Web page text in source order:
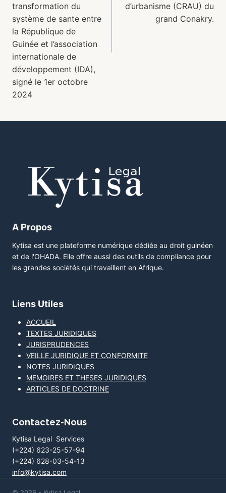
transformation du
système de sante entre
la République de
Guinée et l’association
internationale de
développement (IDA),
signé le 1er octobre
2024
d’urbanisme (CRAU) du
grand Conakry.
A Propos
Kytisa est une plateforme numérique dédiée au droit guinéen
et de l'OHADA. Elle offre aussi des outils de compliance pour
les grandes sociétés qui travaillent en Afrique.
Liens Utiles
ACCUEIL
TEXTES JURIDIQUES
JURISPRUDENCES
VEILLE JURIDIQUE ET CONFORMITE
NOTES JURIDIQUES
MEMOIRES ET THESES JURIDIQUES
ARTICLES DE DOCTRINE
Contactez-Nous
Kytisa Legal Services
(+224) 623-25-57-94
(+224) 628-03-54-13
info@kytisa.com